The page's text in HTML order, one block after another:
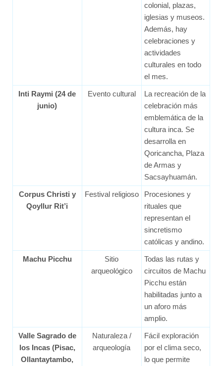
colonial, plazas,
iglesias y museos.
Además, hay
celebraciones y
actividades
culturales en todo
el mes.
Inti Raymi (24 de
junio)
Evento cultural
La recreación de la
celebración más
emblemática de la
cultura inca. Se
desarrolla en
Qoricancha, Plaza
de Armas y
Sacsayhuamán.
Corpus Christi y
Qoyllur Rit’i
Festival religioso
Procesiones y
rituales que
representan el
sincretismo
católicas y andino.
Machu Picchu
Sitio
arqueológico
Todas las rutas y
circuitos de Machu
Picchu están
habilitadas junto a
un aforo más
amplio.
Valle Sagrado de
los Incas (Pisac,
Ollantaytambo,
Naturaleza /
arqueología
Fácil exploración
por el clima seco,
lo que permite